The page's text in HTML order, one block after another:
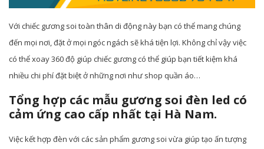
Với chiếc gương soi toàn thân di động này bạn có thể mang chúng
đến mọi nơi, đặt ở mọi ngóc ngách sẽ khá tiện lợi. Không chỉ vậy việc
có thể xoay 360 độ giúp chiếc gương có thể giúp bạn tiết kiệm khá
nhiều chi phí đặt biệt ở những nơi như shop quần áo…
Tổng hợp các mẫu gương soi đèn led có
cảm ứng cao cấp nhất tại Hà Nam.
Việc kết hợp đèn với các sản phẩm gương soi vừa giúp tạo ấn tượng